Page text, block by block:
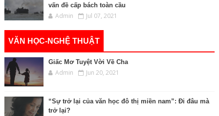
vấn đề cấp bách toàn cầu
Admin Jul 07, 2021
VĂN HỌC-NGHỆ THUẬT
Giấc Mơ Tuyệt Vời Về Cha
Admin Jun 20, 2021
“Sự trở lại của văn học đô thị miền nam”: Đi đâu mà
trở lại?